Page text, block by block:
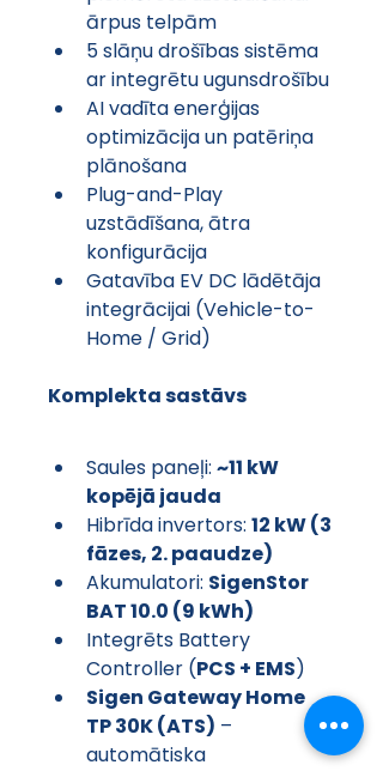
ārpus telpām
5 slāņu drošības sistēma
ar integrētu ugunsdrošību
AI vadīta enerģijas
optimizācija un patēriņa
plānošana
Plug-and-Play
uzstādīšana, ātra
konfigurācija
Gatavība EV DC lādētāja
integrācijai (Vehicle-to-
Home / Grid)
Komplekta sastāvs
Saules paneļi: ~11 kW
kopējā jauda
Hibrīda invertors: 12 kW (3
fāzes, 2. paaudze)
Akumulatori: SigenStor
BAT 10.0 (9 kWh)
Integrēts Battery
Controller (PCS + EMS)
Sigen Gateway Home
TP 30K (ATS) –
automātiska